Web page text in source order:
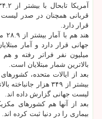
قرار دارد.
میلیون نفر فراتر رفته و
بالاترین شمار مبتلایان است.
لیست جهانی گزارش داده اند.
بعد از آنها هم کشورهای